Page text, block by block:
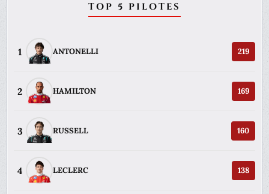
TOP 5 PILOTES
1 ANTONELLI 219
2 HAMILTON 169
3 RUSSELL 160
4 LECLERC 138